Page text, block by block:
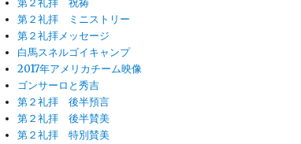
第２礼拝 祝祷
第２礼拝 ミニストリー
第２礼拝メッセージ
白馬スネルゴイキャンプ
2017年アメリカチーム映像
ゴンサーロと秀吉
第２礼拝 後半預言
第２礼拝 後半賛美
第２礼拝 特別賛美